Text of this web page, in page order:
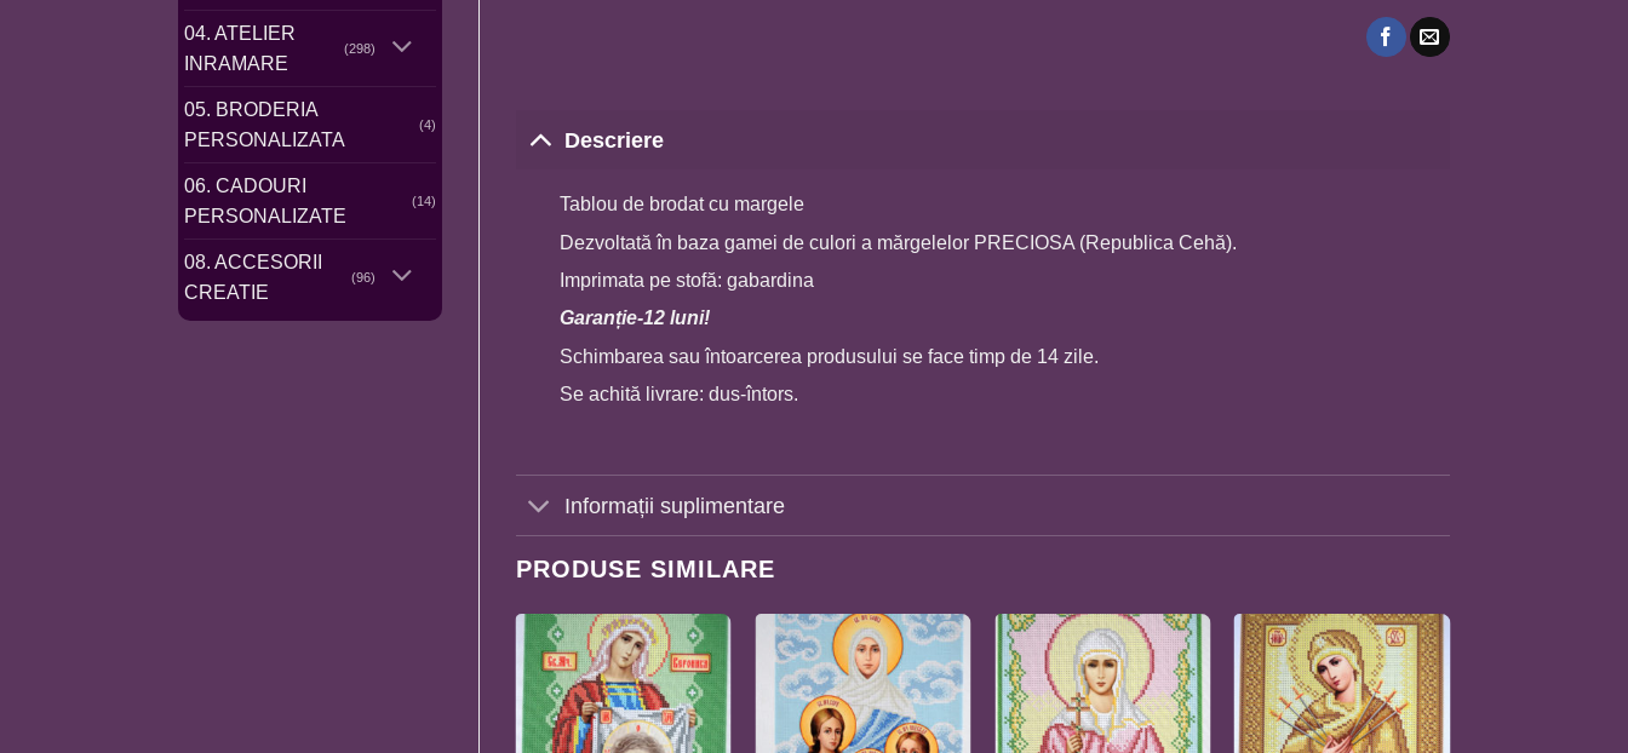
04. ATELIER
INRAMARE
(298)
05. BRODERIA
PERSONALIZATA
(4)
06. CADOURI
PERSONALIZATE
(14)
08. ACCESORII
CREATIE
(96)
Descriere
Tablou de brodat cu margele
Dezvoltată în baza gamei de culori a mărgelelor PRECIOSA (Republica Cehă).
Imprimata pe stofă: gabardina
Garanție-12 luni!
Schimbarea sau întoarcerea produsului se face timp de 14 zile.
Se achită livrare: dus-întors.
Informații suplimentare
PRODUSE SIMILARE